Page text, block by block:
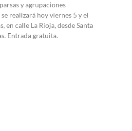
y agrupaciones
realizará hoy viernes 5 y el
en calle La Rioja, desde Santa
Entrada gratuita.